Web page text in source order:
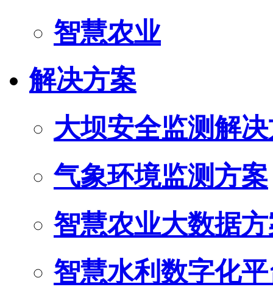
智慧农业
解决方案
大坝安全监测解
气象环境监测方案
智慧农业大数据
智慧水利数字化